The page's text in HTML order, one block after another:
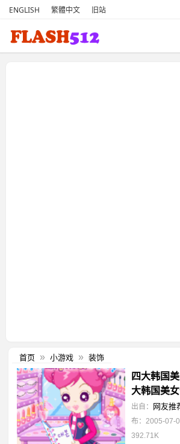
ENGLISH 繁體中文 旧站
首页 » 小游戏 » 装饰
四大韩国
大韩国美
出自： 网友推
布：2005-07-
392.71K